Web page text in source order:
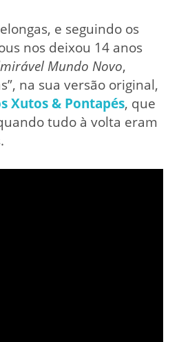
e seguindo os
nos deixou 14 anos
Mundo Novo,
na sua versão original,
Xutos & Pontapés, que
tudo à volta eram